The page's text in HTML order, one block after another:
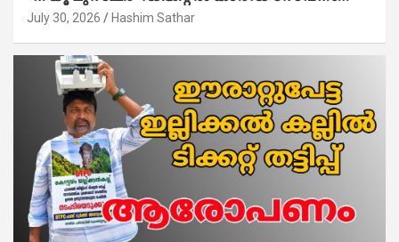
ആരംഭിച്ചു
July 30, 2026 Hashim Sathar